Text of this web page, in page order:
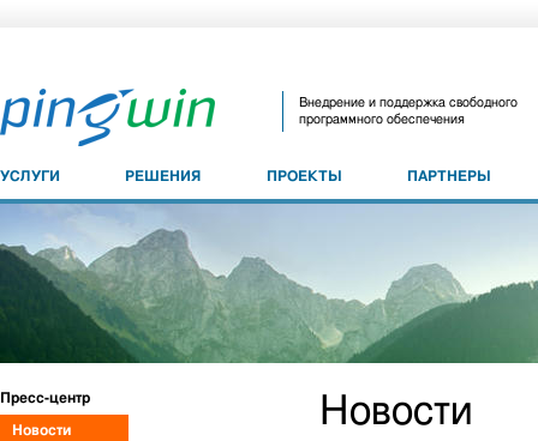
Внедрение и поддержка свободного
программного обеспечения
УСЛУГИ РЕШЕНИЯ ПРОЕКТЫ ПАРТНЕРЫ
Новости
Пресс-центр
Новости